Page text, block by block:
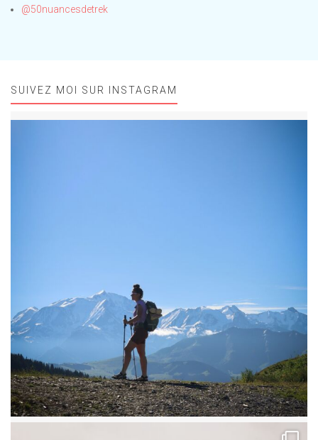
@50nuancesdetrek
SUIVEZ MOI SUR INSTAGRAM